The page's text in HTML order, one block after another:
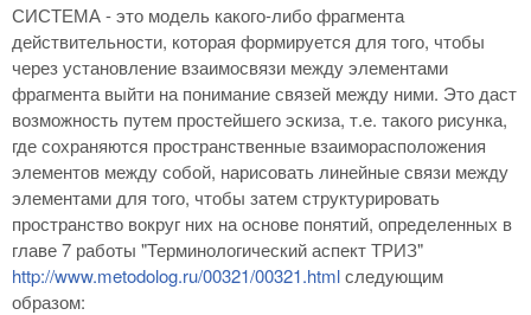
СИСТЕМА - это модель какого-либо фрагмента
действительности, которая формируется для того, чтобы
через установление взаимосвязи между элементами
фрагмента выйти на понимание связей между ними. Это даст
возможность путем простейшего эскиза, т.е. такого рисунка,
где сохраняются пространственные взаиморасположения
элементов между собой, нарисовать линейные связи между
элементами для того, чтобы затем структурировать
пространство вокруг них на основе понятий, определенных в
главе 7 работы "Терминологический аспект ТРИЗ"
http://www.metodolog.ru/00321/00321.htmlследующим
образом: